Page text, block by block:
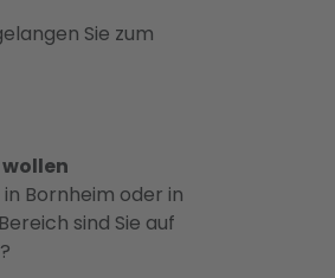
Sie zum
wollen
Bornheim oder in
sind Sie auf